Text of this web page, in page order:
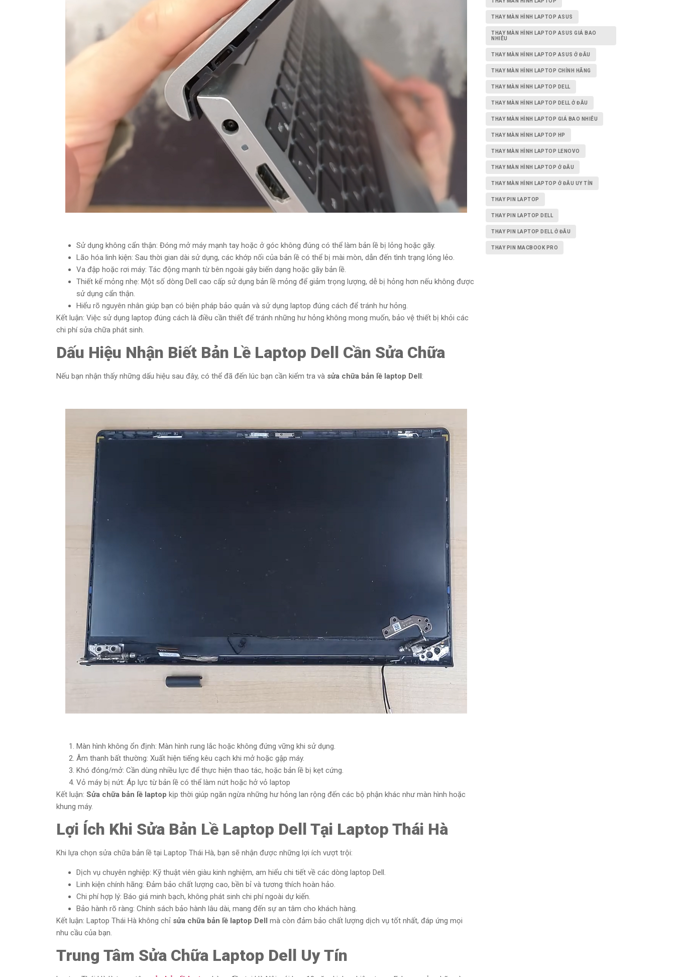
Sử dụng không cẩn thận: Đóng mở máy mạnh tay hoặc ở góc không đúng có thể làm bản lề bị lỏng hoặc gãy.
Lão hóa linh kiện: Sau thời gian dài sử dụng, các khớp nối của bản lề có thể bị mài mòn, dẫn đến tình trạng lỏng lẻo.
Va đập hoặc rơi máy: Tác động mạnh từ bên ngoài gây biến dạng hoặc gãy bản lề.
Thiết kế mỏng nhẹ: Một số dòng Dell cao cấp sử dụng bản lề mỏng để giảm trọng lượng, dễ bị hỏng hơn nếu không được
sử dụng cẩn thận.
Hiểu rõ nguyên nhân giúp bạn có biện pháp bảo quản và sử dụng laptop đúng cách để tránh hư hỏng.
Kết luận: Việc sử dụng laptop đúng cách là điều cần thiết để tránh những hư hỏng không mong muốn, bảo vệ thiết bị khỏi các
chi phí sửa chữa phát sinh.
Dấu Hiệu Nhận Biết Bản Lề Laptop Dell Cần Sửa Chữa
Nếu bạn nhận thấy những dấu hiệu sau đây, có thể đã đến lúc bạn cần kiểm tra và sửa chữa bản lề laptop Dell:
Màn hình không ổn định: Màn hình rung lắc hoặc không đứng vững khi sử dụng.
Âm thanh bất thường: Xuất hiện tiếng kêu cạch khi mở hoặc gập máy.
Khó đóng/mở: Cần dùng nhiều lực để thực hiện thao tác, hoặc bản lề bị kẹt cứng.
Vỏ máy bị nứt: Áp lực từ bản lề có thể làm nứt hoặc hở vỏ laptop
Kết luận: Sửa chữa bản lề laptop kịp thời giúp ngăn ngừa những hư hỏng lan rộng đến các bộ phận khác như màn hình hoặc
khung máy.
Lợi Ích Khi Sửa Bản Lề Laptop Dell Tại Laptop Thái Hà
Khi lựa chọn sửa chữa bản lề tại Laptop Thái Hà, bạn sẽ nhận được những lợi ích vượt trội:
Dịch vụ chuyên nghiệp: Kỹ thuật viên giàu kinh nghiệm, am hiểu chi tiết về các dòng laptop Dell.
Linh kiện chính hãng: Đảm bảo chất lượng cao, bền bỉ và tương thích hoàn hảo.
Chi phí hợp lý: Báo giá minh bạch, không phát sinh chi phí ngoài dự kiến.
Bảo hành rõ ràng: Chính sách bảo hành lâu dài, mang đến sự an tâm cho khách hàng.
Kết luận: Laptop Thái Hà không chỉ sửa chữa bản lề laptop Dell mà còn đảm bảo chất lượng dịch vụ tốt nhất, đáp ứng mọi
nhu cầu của bạn.
Trung Tâm Sửa Chữa Laptop Dell Uy Tín
THAY MÀN HÌNH LAPTOP ASUS
THAY MÀN HÌNH LAPTOP ASUS GIÁ BAO
NHIÊU
THAY MÀN HÌNH LAPTOP ASUS Ở ĐÂU
THAY MÀN HÌNH LAPTOP CHÍNH HÃNG
THAY MÀN HÌNH LAPTOP DELL
THAY MÀN HÌNH LAPTOP DELL Ở ĐÂU
THAY MÀN HÌNH LAPTOP GIÁ BAO NHIÊU
THAY MÀN HÌNH LAPTOP HP
THAY MÀN HÌNH LAPTOP LENOVO
THAY MÀN HÌNH LAPTOP Ở ĐÂU
THAY MÀN HÌNH LAPTOP Ở ĐÂU UY TÍN
THAY PIN LAPTOP
THAY PIN LAPTOP DELL
THAY PIN LAPTOP DELL Ở ĐÂU
THAY PIN MACBOOK PRO